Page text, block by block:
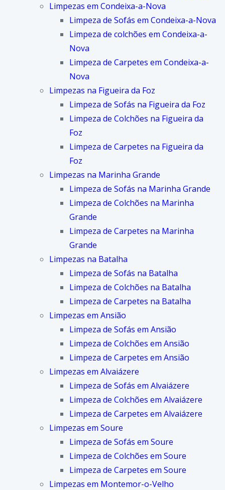
Limpezas em Condeixa-a-Nova
Limpeza de Sofás em Condeixa-a-Nova
Limpeza de colchões em Condeixa-a-
Nova
Limpeza de Carpetes em Condeixa-a-
Nova
Limpezas na Figueira da Foz
Limpeza de Sofás na Figueira da Foz
Limpeza de Colchões na Figueira da
Foz
Limpeza de Carpetes na Figueira da
Foz
Limpezas na Marinha Grande
Limpeza de Sofás na Marinha Grande
Limpeza de Colchões na Marinha
Grande
Limpeza de Carpetes na Marinha
Grande
Limpezas na Batalha
Limpeza de Sofás na Batalha
Limpeza de Colchões na Batalha
Limpeza de Carpetes na Batalha
Limpezas em Ansião
Limpeza de Sofás em Ansião
Limpeza de Colchões em Ansião
Limpeza de Carpetes em Ansião
Limpezas em Alvaiázere
Limpeza de Sofás em Alvaiázere
Limpeza de Colchões em Alvaiázere
Limpeza de Carpetes em Alvaiázere
Limpezas em Soure
Limpeza de Sofás em Soure
Limpeza de Colchões em Soure
Limpeza de Carpetes em Soure
Limpezas em Montemor-o-Velho